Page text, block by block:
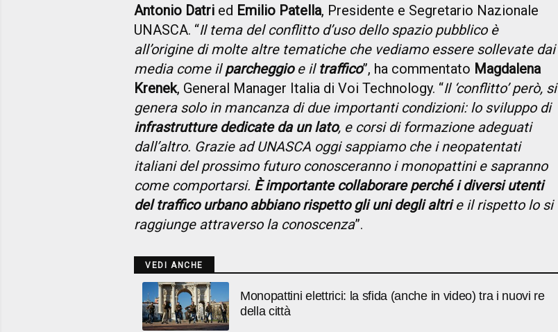
Antonio Datri ed Emilio Patella, Presidente e Segretario Nazionale
UNASCA. “Il tema del conflitto d’uso dello spazio pubblico è
all’origine di molte altre tematiche che vediamo essere sollevate dai
media come ilparcheggioe il traffico”, ha commentato Magdalena
Krenek, General Manager Italia di Voi Technology. “Il ‘conflitto’ però, si
genera solo in mancanza di due importanti condizioni: lo sviluppo di
infrastrutture dedicate da un lato, e corsi di formazione adeguati
dall’altro. Grazie ad UNASCA oggi sappiamo che i neopatentati
italiani del prossimo futuro conosceranno i monopattini e sapranno
come comportarsi. È importante collaborare perché i diversi utenti
del traffico urbano abbiano rispetto gli uni degli altrie il rispetto lo si
raggiunge attraverso la conoscenza”.
VEDI ANCHE
Monopattini elettrici: la sfida (anche in video) tra i nuovi re
della città